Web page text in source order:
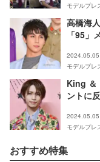
モデルプレ
高橋海
「95」
モデルプレ
King ＆
ントに
モデルプレ
おすすめ特集